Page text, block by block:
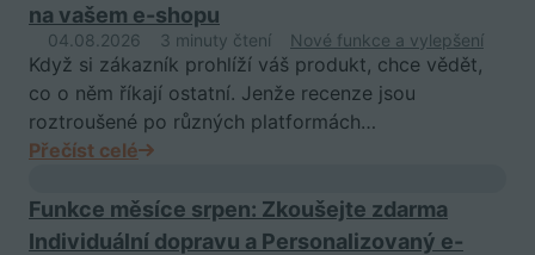
na vašem e-shopu
04.08.2026 3 minuty čtení Nové funkce a vylepšení
Když si zákazník prohlíží váš produkt, chce vědět,
co o něm říkají ostatní. Jenže recenze jsou
roztroušené po různých platformách…
Přečíst celé
Funkce měsíce srpen: Zkoušejte zdarma
Individuální dopravu a Personalizovaný e-